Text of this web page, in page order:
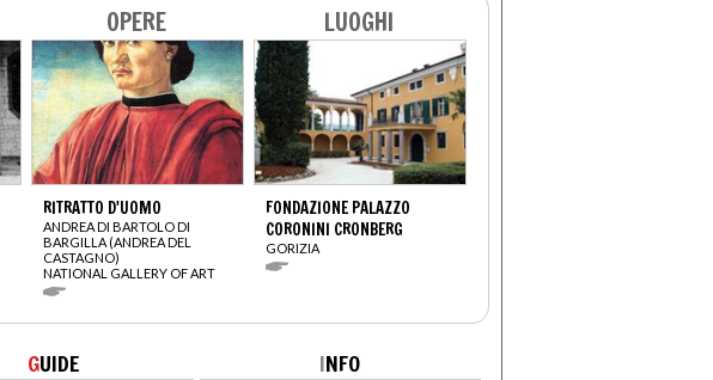
OPERE
RITRATTO D'UOMO
ANDREA DI BARTOLO DI
BARGILLA (ANDREA DEL
CASTAGNO)
NATIONAL GALLERY OF ART
LUOGHI
FONDAZIONE PALAZZO
CORONINI CRONBERG
GORIZIA
GUIDE INFO